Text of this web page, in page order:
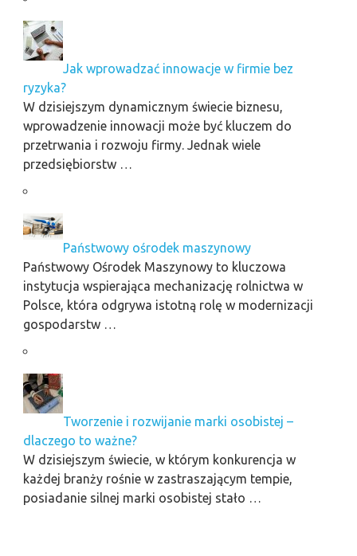
Jak wprowadzać innowacje w firmie bez
ryzyka?
W dzisiejszym dynamicznym świecie biznesu,
wprowadzenie innowacji może być kluczem do
przetrwania i rozwoju firmy. Jednak wiele
przedsiębiorstw …
Państwowy ośrodek maszynowy
Państwowy Ośrodek Maszynowy to kluczowa
instytucja wspierająca mechanizację rolnictwa w
Polsce, która odgrywa istotną rolę w modernizacji
gospodarstw …
Tworzenie i rozwijanie marki osobistej –
dlaczego to ważne?
W dzisiejszym świecie, w którym konkurencja w
każdej branży rośnie w zastraszającym tempie,
posiadanie silnej marki osobistej stało …